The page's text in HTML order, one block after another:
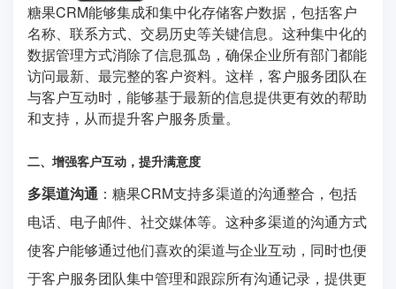
糖果CRM能够集成和集中化存储客户数据，包括客户
名称、联系方式、交易历史等关键信息。这种集中化的
数据管理方式消除了信息孤岛，确保企业所有部门都能
访问最新、最完整的客户资料。这样，客户服务团队在
与客户互动时，能够基于最新的信息提供更有效的帮助
和支持，从而提升客户服务质量。
二、增强客户互动，提升满意度
多渠道沟通 ：糖果CRM支持多渠道的沟通整合，包括
电话、电子邮件、社交媒体等。这种多渠道的沟通方式
使客户能够通过他们喜欢的渠道与企业互动，同时也便
于客户服务团队集中管理和跟踪所有沟通记录，提供更